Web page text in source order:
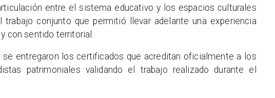
entre el sistema educativo y los espacios culturales
conjunto que permitió llevar adelante una experiencia
con sentido territorial.
entregaron los certificados que acreditan oficialmente a los
patrimoniales validando el trabajo realizado durante el